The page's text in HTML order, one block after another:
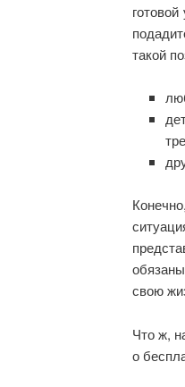
такой
свою
Что ж,
о